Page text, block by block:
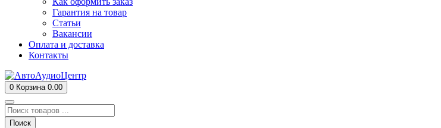
Гарантия на товар
Статьи
Вакансии
Оплата и доставка
Контакты
0 Корзина 0.00
Поиск